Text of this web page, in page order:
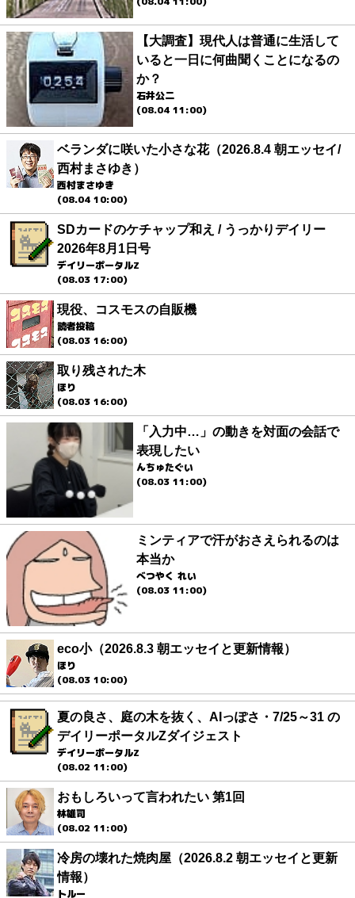
【大調査】現代人は普通に生活して
いると一日に何曲聞くことになるの
か？
石井公二
(08.04 11:00)
ベランダに咲いた小さな花（2026.8.4 朝エッセイ/
西村まさゆき）
西村まさゆき
(08.04 10:00)
SDカードのケチャップ和え / うっかりデイリー
2026年8月1日号
デイリーポータルZ
(08.03 17:00)
現役、コスモスの自販機
読者投稿
(08.03 16:00)
取り残された木
ほり
(08.03 16:00)
「入力中…」の動きを対面の会話で
表現したい
んちゅたぐい
(08.03 11:00)
ミンティアで汗がおさえられるのは
本当か
べつやく れい
(08.03 11:00)
eco小（2026.8.3 朝エッセイと更新情報）
ほり
(08.03 10:00)
夏の良さ、庭の木を抜く、AIっぽさ・7/25～31 の
デイリーポータルZダイジェスト
デイリーポータルZ
(08.02 11:00)
おもしろいって言われたい 第1回
林雄司
(08.02 11:00)
冷房の壊れた焼肉屋（2026.8.2 朝エッセイと更新
情報）
トルー